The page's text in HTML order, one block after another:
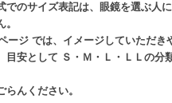
でのサイズ表記は、眼鏡を選ぶ人
ージ では、イメージしていただき
目安として Ｓ・Ｍ・Ｌ・ＬＬの分
らんください。